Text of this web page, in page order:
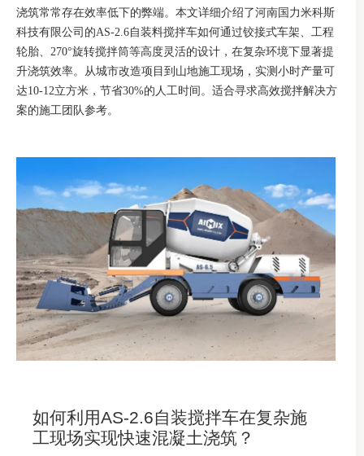
浇筑常常存在效率低下的弊端。本文详细介绍了河南国力米科斯
科技有限公司的AS-2.6自装料搅拌车如何通过铰接式车架、工程
轮胎、270°旋转搅拌筒等高度灵活的设计，在复杂环境下显著提
升浇筑效率。从城市改造项目到山地施工现场，实测小时产量可
达10-12立方米，节省30%的人工时间。适合寻求高效搅拌解决方
案的施工团队参考。
如何利用AS-2.6自装搅拌车在复杂施
工现场实现快速混凝土浇筑？